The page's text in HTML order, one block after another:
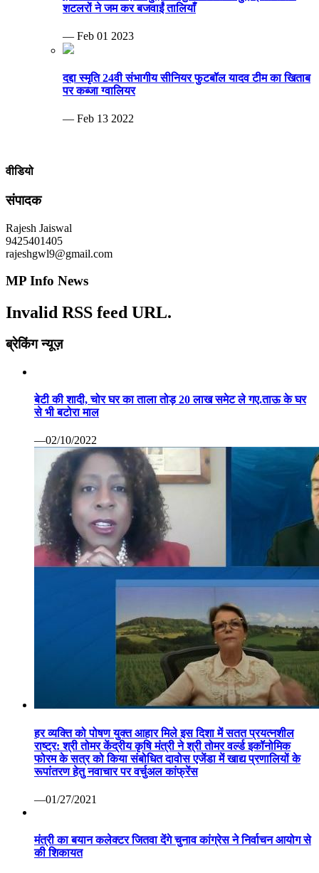
शटलरों ने जम कर बजवाईं तालियाँ
— Feb 01 2023
दद्दा स्मृति 24वी संभागीय सीनियर फुटबॉल यादव टीम का खिताब
पर कब्जा ग्वालियर
— Feb 13 2022
वीडियो
संपादक
Rajesh Jaiswal
9425401405
rajeshgwl9@gmail.com
MP Info News
Invalid RSS feed URL.
ब्रेकिंग न्यूज़
बेटी की शादी, चोर घर का ताला तोड़ 20 लाख समेट ले गए.ताऊ के घर
से भी बटोरा माल
—02/10/2022
हर व्यक्ति को पोषण युक्त आहार मिले इस दिशा में सतत प्रयत्नशील
राष्ट्र: श्री तोमर केंद्रीय कृषि मंत्री ने श्री तोमर वर्ल्ड इकॉनोमिक
फोरम के सत्र को किया संबोधित दावोस एजेंडा में खाद्य प्रणालियों के
रूपांतरण हेतु नवाचार पर वर्चुअल कांफ्रेंस
—01/27/2021
मंत्री का बयान कलेक्टर जितवा देंगे चुनाव कांग्रेस ने निर्वाचन आयोग से
की शिकायत